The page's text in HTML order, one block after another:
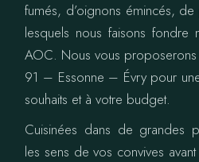
fumés, d’oignons émincés,
lesquels nous faisons fondre
AOC. Nous vous proposerons
91 – Essonne – Évry pour
souhaits et à votre budget.
Cuisinées dans de grandes
les sens de vos convives